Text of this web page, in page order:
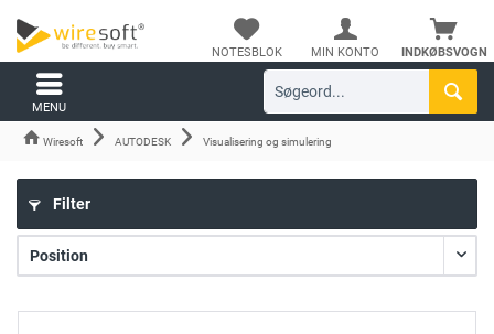
INDKØBSVOGN
NOTESBLOK MIN KONTO
MENU
Wiresoft AUTODESK Visualisering og simulering
Filter